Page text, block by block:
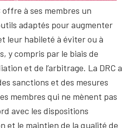
offre à ses membres un
adaptés pour augmenter
leur habileté à éviter ou à
y compris par le biais de
et de l’arbitrage. La DRC a
sanctions et des mesures
membres qui ne mènent pas
avec les dispositions
et le maintien de la qualité de